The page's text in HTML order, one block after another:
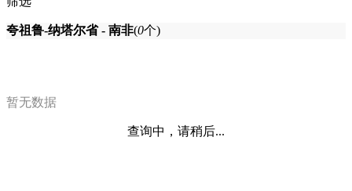
夸祖鲁-纳塔尔省 - 南非(0个)
暂无数据
查询中，请稍后...